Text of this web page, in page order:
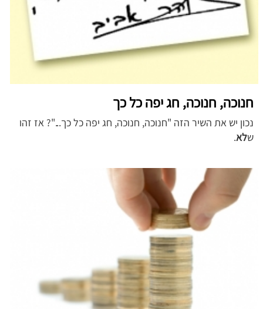
חנוכה, חנוכה, חג יפה כל כך
נכון יש את השיר הזה "חנוכה, חנוכה, חג יפה כל כך..."? אז זהו
שלא.